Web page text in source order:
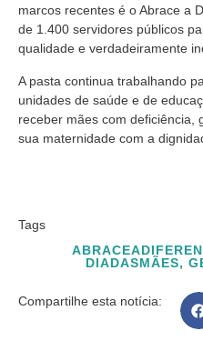
marcos recentes é o Abrace a
de 1.400 servidores públicos
qualidade e verdadeiramente
A pasta continua trabalhando
unidades de saúde e de
receber mães com deficiência,
sua maternidade com a
Tags
DIADASMÃES,
Compartilhe esta notícia: